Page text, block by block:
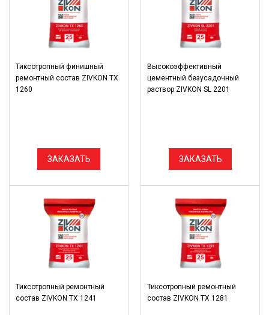
Тиксотропный финишный
ремонтный состав ZIVKON TX
1260
ЗАКАЗАТЬ
Высокоэффективный
цементный безусадочный
раствор ZIVKON SL 2201
ЗАКАЗАТЬ
Тиксотропный ремонтный
состав ZIVKON TX 1241
Тиксотропный ремонтный
состав ZIVKON TX 1281